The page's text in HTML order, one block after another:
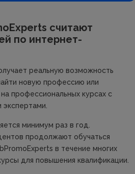
считают
по интернет-
реальную возможность
новую профессию или
профессиональных курсах с
минимум раз в год.
продолжают обучаться
в течение многих
для повышения квалификации.